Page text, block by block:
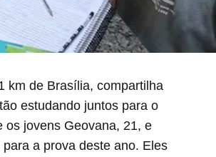
km de Brasília, compartilha
estudando juntos para o
os jovens Geovana, 21, e
a prova deste ano. Eles